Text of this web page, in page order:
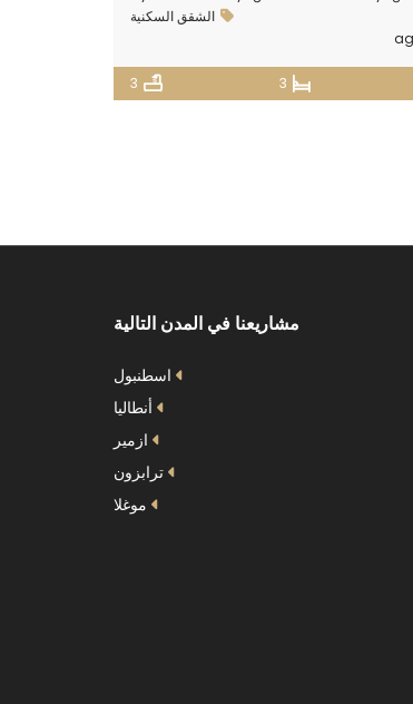
الشقق السكنية
3
3
مشاريعنا في المدن التالية
اسطنبول
أنطاليا
ازمير
ترابزون
موغلا